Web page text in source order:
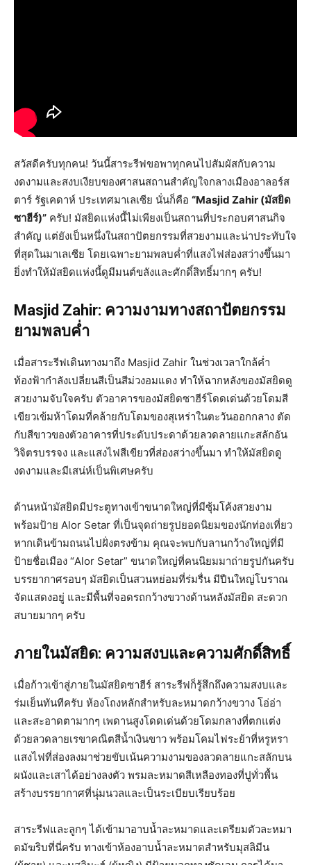
สวัสดีครับทุกคน! วันนี้สาระรีฟขอพาทุกคนไปสัมผัสกับความ
งดงามและสงบเงียบของศาสนสถานสำคัญใจกลางเมืองอาลอร์ส
ตาร์ รัฐเคดาห์ ประเทศมาเลเซีย นั่นก็คือ “Masjid Zahir (มัสยิด
ซาฮีร์)” ครับ! มัสยิดแห่งนี้ไม่เพียงเป็นสถานที่ประกอบศาสนกิจ
สำคัญ แต่ยังเป็นหนึ่งในสถาปัตยกรรมที่สวยงามและน่าประทับใจ
ที่สุดในมาเลเซีย โดยเฉพาะยามพลบค่ำที่แสงไฟส่องสว่างขึ้นมา
ยิ่งทำให้มัสยิดแห่งนี้ดูมีมนต์ขลังและศักดิ์สิทธิ์มากๆ ครับ!
Masjid Zahir: ความงามทางสถาปัตยกรรม
ยามพลบค่ำ
เมื่อสาระรีฟเดินทางมาถึง Masjid Zahir ในช่วงเวลาใกล้ค่ำ
ท้องฟ้ากำลังเปลี่ยนสีเป็นสีม่วงอมแดง ทำให้ฉากหลังของมัสยิดดู
สวยงามจับใจครับ ตัวอาคารของมัสยิดซาฮีร์โดดเด่นด้วยโดมสี
เขียวเข้มห้าโดมที่คล้ายกับโดมของสุเหร่าในตะวันออกกลาง ตัด
กับสีขาวของตัวอาคารที่ประดับประดาด้วยลวดลายแกะสลักอัน
วิจิตรบรรจง และแสงไฟสีเขียวที่ส่องสว่างขึ้นมา ทำให้มัสยิดดู
งดงามและมีเสน่ห์เป็นพิเศษครับ
ด้านหน้ามัสยิดมีประตูทางเข้าขนาดใหญ่ที่มีซุ้มโค้งสวยงาม
พร้อมป้าย Alor Setar ที่เป็นจุดถ่ายรูปยอดนิยมของนักท่องเที่ยว
หากเดินข้ามถนนไปฝั่งตรงข้าม คุณจะพบกับลานกว้างใหญ่ที่มี
ป้ายชื่อเมือง “Alor Setar” ขนาดใหญ่ที่คนนิยมมาถ่ายรูปกันครับ
บรรยากาศรอบๆ มัสยิดเป็นสวนหย่อมที่ร่มรื่น มีปืนใหญ่โบราณ
จัดแสดงอยู่ และมีพื้นที่จอดรถกว้างขวางด้านหลังมัสยิด สะดวก
สบายมากๆ ครับ
ภายในมัสยิด: ความสงบและความศักดิ์สิทธิ์
เมื่อก้าวเข้าสู่ภายในมัสยิดซาฮีร์ สาระรีฟก็รู้สึกถึงความสงบและ
ร่มเย็นทันทีครับ ห้องโถงหลักสำหรับละหมาดกว้างขวาง โอ่อ่า
และสะอาดตามากๆ เพดานสูงโดดเด่นด้วยโดมกลางที่ตกแต่ง
ด้วยลวดลายเรขาคณิตสีน้ำเงินขาว พร้อมโคมไฟระย้าที่หรูหรา
แสงไฟที่ส่องลงมาช่วยขับเน้นความงามของลวดลายแกะสลักบน
ผนังและเสาได้อย่างลงตัว พรมละหมาดสีเหลืองทองที่ปูทั่วพื้น
สร้างบรรยากาศที่นุ่มนวลและเป็นระเบียบเรียบร้อย
สาระรีฟและลูกๆ ได้เข้ามาอาบน้ำละหมาดและเตรียมตัวละหมา
ดมัฆริบที่นี่ครับ ทางเข้าห้องอาบน้ำละหมาดสำหรับมุสลิมีน